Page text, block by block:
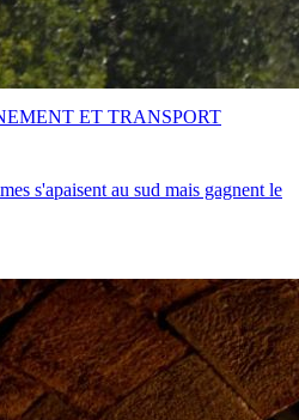
s'apaisent au sud mais gagnent le
ET TRANSPORT